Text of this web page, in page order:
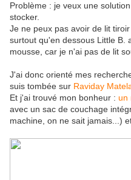
Problème : je veux une
stocker.
Je ne peux pas avoir de lit
surtout qu'en dessous Little B.
mousse, car je n'ai pas de lit
J'ai donc orienté mes
suis tombée sur Raviday
Et j'ai trouvé mon bonheur : un
avec un sac de couchage
machine, on ne sait jamais...)